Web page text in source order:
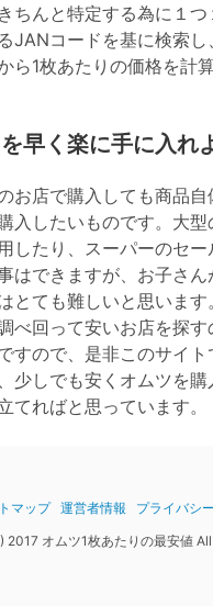
ちんと特定する為に１つ
JANコードを基に検索
ら1枚あたりの価格を計
早く楽に手に入れ
お店で購入しても商品
入したいものです。大
したり、スーパーのセ
はできますが、お子さん
とても難しいと思いま
べ回って安いお店を探
すので、是非このサイ
少しでも安くオムツを購
てればと思っています。
マップ 運営者情報
プライバシ
2017 オムツ1枚あたりの最安値